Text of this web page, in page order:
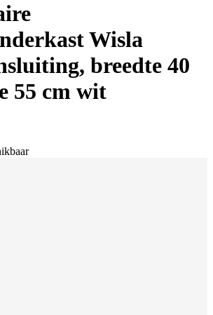
Wisla
breedte 40
55 cm wit